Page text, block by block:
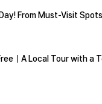
From Must-Visit
｜A Local Tour with a